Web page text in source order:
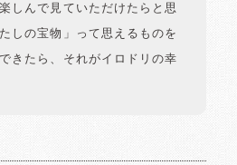
しんで見ていただけたらと思
しの宝物」って思えるものを
きたら、それがイロドリの幸